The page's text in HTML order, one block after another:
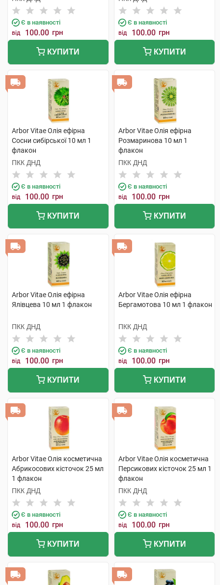
Є в наявності
від 100.00 грн
КУПИТИ
Є в наявності
від 100.00 грн
КУПИТИ
Arbor Vitae Олія ефірна
Сосни сибірської 10 мл 1
флакон
ПКК ДНД
Є в наявності
від 100.00 грн
КУПИТИ
Arbor Vitae Олія ефірна
Розмаринова 10 мл 1
флакон
ПКК ДНД
Є в наявності
від 100.00 грн
КУПИТИ
Arbor Vitae Олія ефірна
Ялівцева 10 мл 1 флакон
ПКК ДНД
Є в наявності
від 100.00 грн
КУПИТИ
Arbor Vitae Олія ефірна
Бергамотова 10 мл 1 флакон
ПКК ДНД
Є в наявності
від 100.00 грн
КУПИТИ
Arbor Vitae Олія косметична
Абрикосових кісточок 25 мл
1 флакон
ПКК ДНД
Є в наявності
від 100.00 грн
КУПИТИ
Arbor Vitae Олія косметична
Персикових кісточок 25 мл 1
флакон
ПКК ДНД
Є в наявності
від 100.00 грн
КУПИТИ